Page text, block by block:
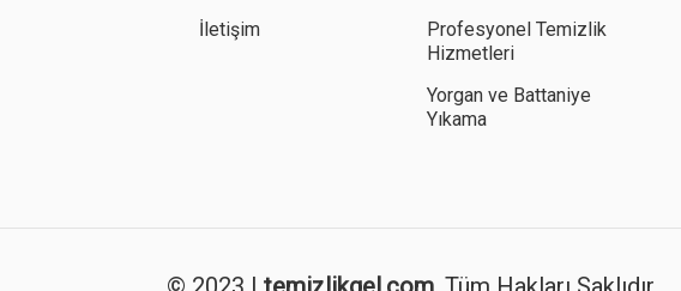
İletişim
Profesyonel Temizlik
Hizmetleri
Yorgan ve Battaniye
Yıkama